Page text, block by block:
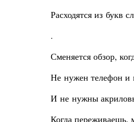
Расходятся из букв
.
Сменяется обзор,
Не нужен телефон и
И не нужны
Когда переживаешь,